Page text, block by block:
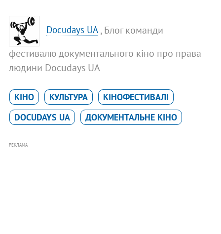
Docudays UA , Блог команди
фестивалю документального кіно про права
людини Docudays UA
КІНО КУЛЬТУРА
КІНОФЕСТИВАЛІ
DOCUDAYS UA
ДОКУМЕНТАЛЬНЕ КІНО
РЕКЛАМА